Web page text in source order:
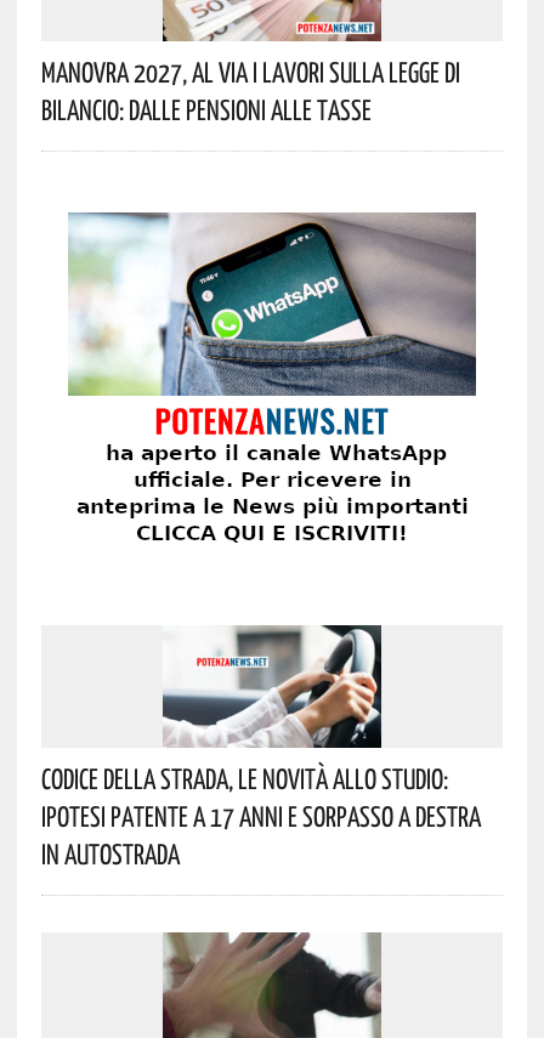
Manovra 2027, Al Via I Lavori Sulla Legge Di
Bilancio: Dalle Pensioni Alle Tasse
Codice Della Strada, Le Novità Allo Studio:
Ipotesi Patente A 17 Anni E Sorpasso A Destra
In Autostrada